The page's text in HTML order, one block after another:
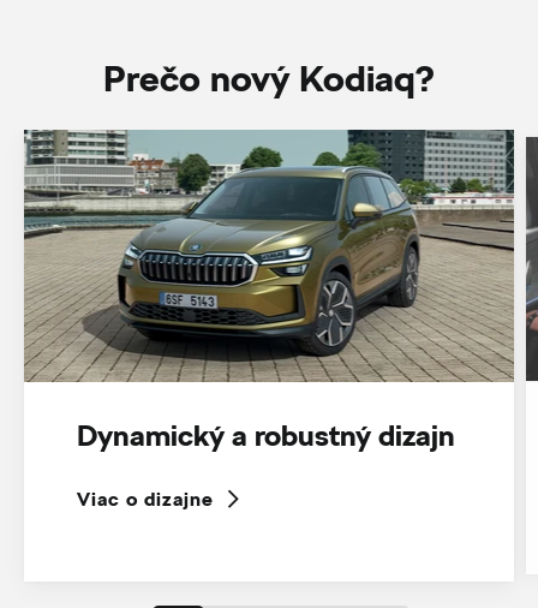
Prečo nový Kodiaq?
Dynamický a robustný dizajn
Viac o dizajne